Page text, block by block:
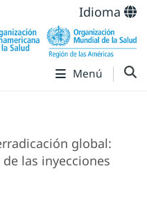
Idioma
Menú
global:
las inyecciones